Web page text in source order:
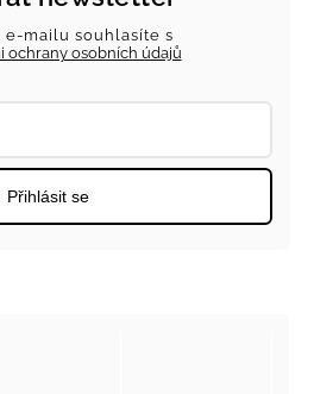
e-mailu souhlasíte s
ochrany osobních údajů
Přihlásit se